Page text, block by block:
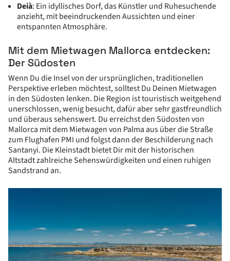
Deià: Ein idyllisches Dorf, das Künstler und Ruhesuchende
anzieht, mit beeindruckenden Aussichten und einer
entspannten Atmosphäre.
Mit dem Mietwagen Mallorca entdecken:
Der Südosten
Wenn Du die Insel von der ursprünglichen, traditionellen
Perspektive erleben möchtest, solltest Du Deinen Mietwagen
in den Südosten lenken. Die Region ist touristisch weitgehend
unerschlossen, wenig besucht, dafür aber sehr gastfreundlich
und überaus sehenswert. Du erreichst den Südosten von
Mallorca mit dem Mietwagen von Palma aus über die Straße
zum Flughafen PMI und folgst dann der Beschilderung nach
Santanyi. Die Kleinstadt bietet Dir mit der historischen
Altstadt zahlreiche Sehenswürdigkeiten und einen ruhigen
Sandstrand an.